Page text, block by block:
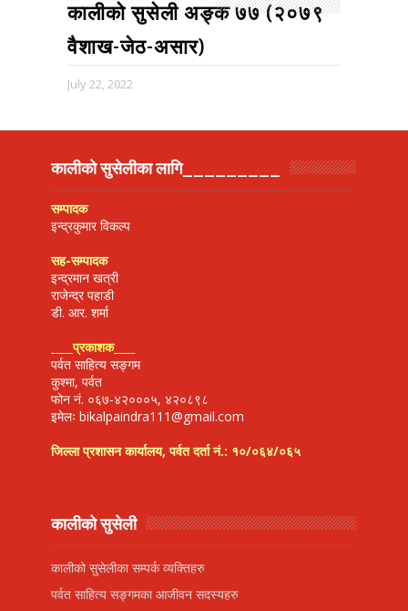
कालीको सुसेली अङ्क ७७ (२०७९
वैशाख-जेठ-असार)
July 22, 2022
कालीको सुसेलीका लागि_________
सम्पादक
इन्द्रकुमार विकल्प
सह-सम्पादक
इन्द्रमान खत्री
राजेन्द्र पहाडी
डी. आर. शर्मा
____प्रकाशक____
पर्वत साहित्य सङ्गम
कुश्मा, पर्वत
फोन नं. ०६७-४२०००५, ४२०८९८
इमेलः bikalpaindra111@gmail.com
जिल्ला प्रशासन कार्यालय, पर्वत दर्ता नं.: १०/०६४/०६५
कालीको सुसेली
कालीको सुसेलीका सम्पर्क व्यक्तिहरु
पर्वत साहित्य सङ्गमका आजीवन सदस्यहरु